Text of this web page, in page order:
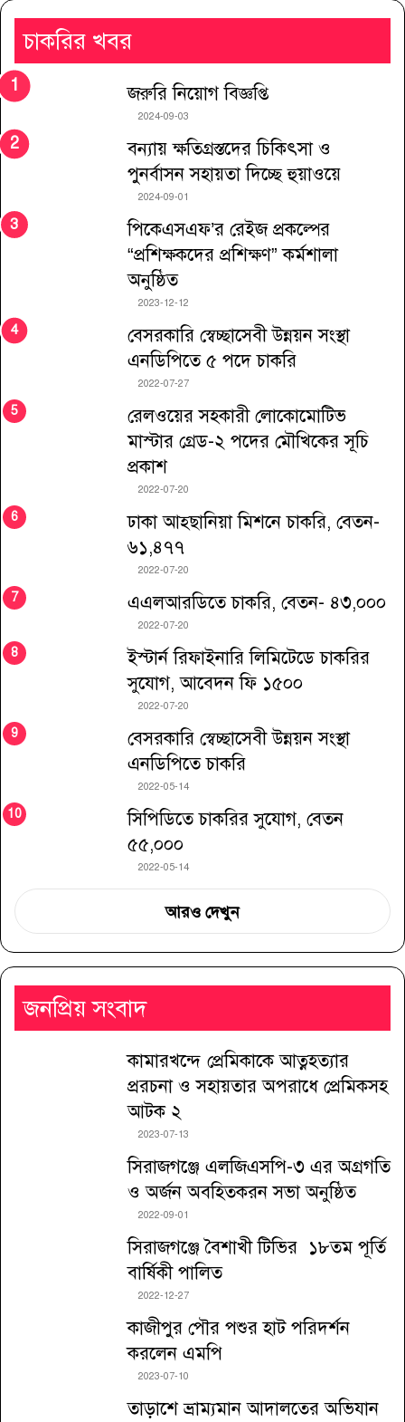
চাকরির খবর
জরুরি নিয়োগ বিজ্ঞপ্তি
2024-09-03
বন্যায় ক্ষতিগ্রস্তদের চিকিৎসা ও
পুনর্বাসন সহায়তা দিচ্ছে হুয়াওয়ে
2024-09-01
পিকেএসএফ’র রেইজ প্রকল্পের
“প্রশিক্ষকদের প্রশিক্ষণ” কর্মশালা
অনুষ্ঠিত
2023-12-12
বেসরকারি স্বেচ্ছাসেবী উন্নয়ন সংস্থা
এনডিপিতে ৫ পদে চাকরি
2022-07-27
রেলওয়ের সহকারী লোকোমোটিভ
মাস্টার গ্রেড-২ পদের মৌখিকের সূচি
প্রকাশ
2022-07-20
ঢাকা আহ্ছানিয়া মিশনে চাকরি, বেতন-
৬১,৪৭৭
2022-07-20
এএলআরডিতে চাকরি, বেতন- ৪৩,০০০
2022-07-20
ইস্টার্ন রিফাইনারি লিমিটেডে চাকরির
সুযোগ, আবেদন ফি ১৫০০
2022-07-20
বেসরকারি স্বেচ্ছাসেবী উন্নয়ন সংস্থা
এনডিপিতে চাকরি
2022-05-14
সিপিডিতে চাকরির সুযোগ, বেতন
৫৫,০০০
2022-05-14
আরও দেখুন
জনপ্রিয় সংবাদ
কামারখন্দে প্রেমিকাকে আত্নহত্যার
প্ররচনা ও সহায়তার অপরাধে প্রেমিকসহ
আটক ২
2023-07-13
সিরাজগঞ্জে এলজিএসপি-৩ এর অগ্রগতি
ও অর্জন অবহিতকরন সভা অনুষ্ঠিত
2022-09-01
সিরাজগঞ্জে বৈশাখী টিভির ১৮তম পূর্তি
বার্ষিকী পালিত
2022-12-27
কাজীপুর পৌর পশুর হাট পরিদর্শন
করলেন এমপি
2023-07-10
তাড়াশে ভ্রাম্যমান আদালতের অভিযান